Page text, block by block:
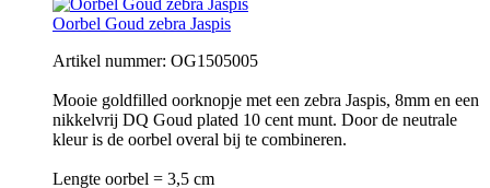
Oorbel Goud zebra Jaspis
Artikel nummer: OG1505005
Mooie goldfilled oorknopje met een zebra Jaspis, 8mm en een
nikkelvrij DQ Goud plated 10 cent munt. Door de neutrale
kleur is de oorbel overal bij te combineren.
Lengte oorbel = 3,5 cm